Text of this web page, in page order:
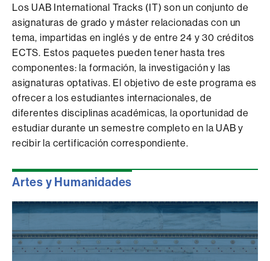
Los UAB International Tracks (IT) son un conjunto de
asignaturas de grado y máster relacionadas con un
tema, impartidas en inglés y de entre 24 y 30 créditos
ECTS. Estos paquetes pueden tener hasta tres
componentes: la formación, la investigación y las
asignaturas optativas. El objetivo de este programa es
ofrecer a los estudiantes internacionales, de
diferentes disciplinas académicas, la oportunidad de
estudiar durante un semestre completo en la UAB y
recibir la certificación correspondiente.
Artes y Humanidades